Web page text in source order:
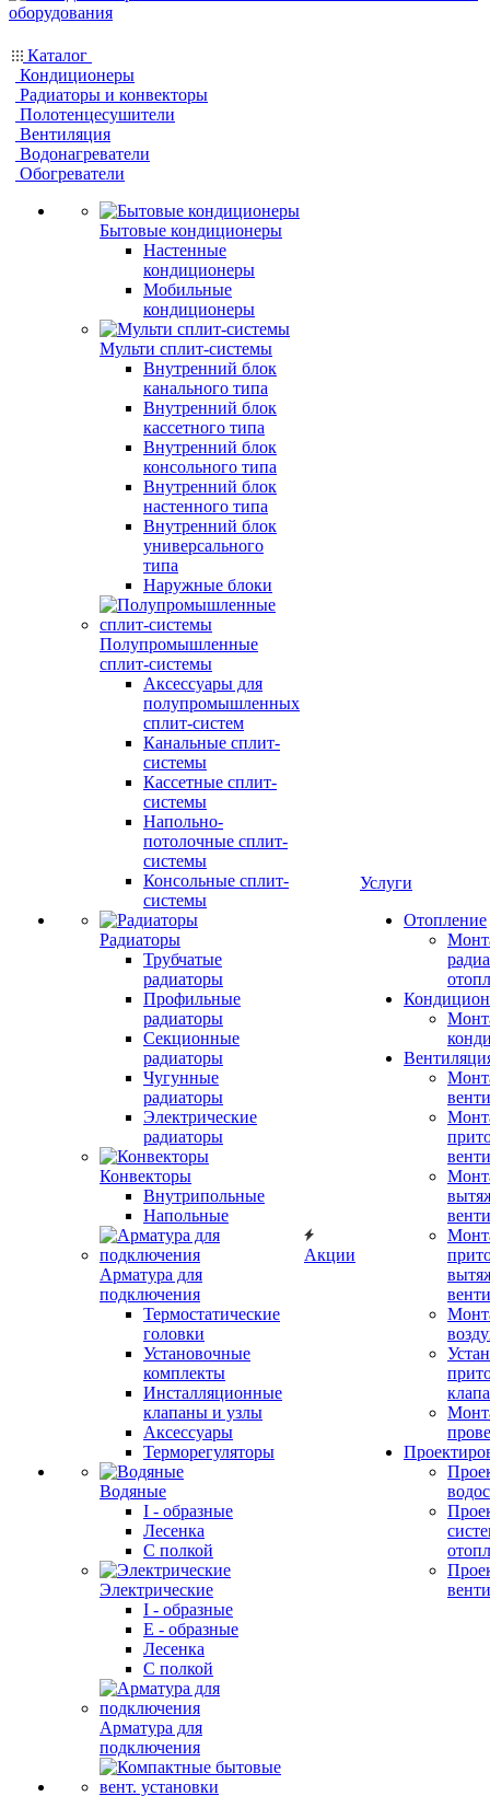
Каталог
Кондиционеры
Радиаторы и конвекторы
Полотенцесушители
Вентиляция
Водонагреватели
Обогреватели
Бытовые кондиционеры
Настенные
кондиционеры
Мобильные
кондиционеры
Мульти сплит-системы
Внутренний блок
канального типа
Внутренний блок
кассетного типа
Внутренний блок
консольного типа
Внутренний блок
настенного типа
Внутренний блок
универсального
типа
Наружные блоки
Полупромышленные
сплит-системы
Аксессуары для
полупромышленных
сплит-систем
Канальные сплит-
системы
Кассетные сплит-
системы
Напольно-
потолочные сплит-
системы
Консольные сплит-
системы
Радиаторы
Трубчатые
радиаторы
Профильные
радиаторы
Секционные
радиаторы
Чугунные
радиаторы
Электрические
радиаторы
Конвекторы
Внутрипольные
Напольные
Арматура для
подключения
Термостатические
головки
Установочные
комплекты
Инсталляционные
клапаны и узлы
Аксессуары
Терморегуляторы
Водяные
I - образные
Лесенка
С полкой
Электрические
I - образные
E - образные
Лесенка
С полкой
Арматура для
подключения
Акции
Услуги
Отопление